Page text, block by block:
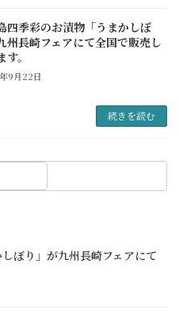
四季彩のお漬物「うまかしぼ
州長崎フェアにて全国で販売し
。
9月22日
続きを読む
ぼり」が九州長崎フェアにて